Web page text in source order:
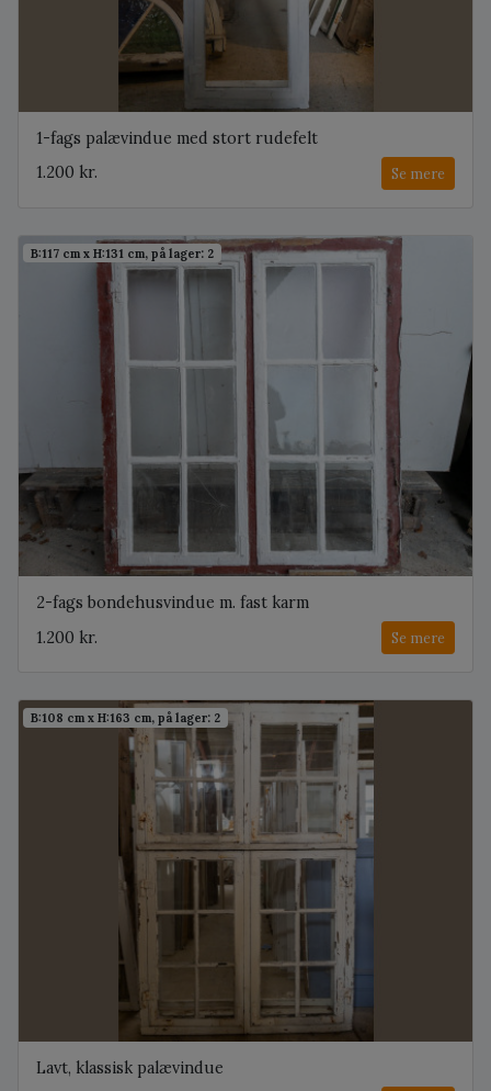
1-fags palævindue med stort rudefelt
1.200 kr.
Se mere
B:117 cm x H:131 cm, på lager: 2
2-fags bondehusvindue m. fast karm
1.200 kr.
Se mere
B:108 cm x H:163 cm, på lager: 2
Lavt, klassisk palævindue